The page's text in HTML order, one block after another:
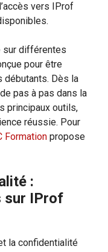
vers IProf
sur différentes
pour être
débutants. Dès la
pas à pas dans la
principaux outils,
réussie. Pour
Formation propose
:
sur IProf
la confidentialité